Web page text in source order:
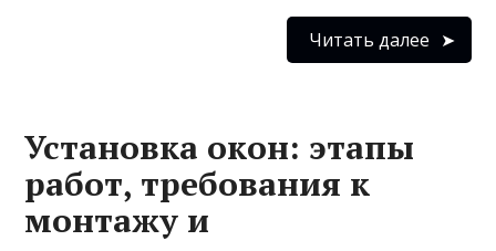
Читать далее
Установка окон: этапы
работ, требования к
монтажу и